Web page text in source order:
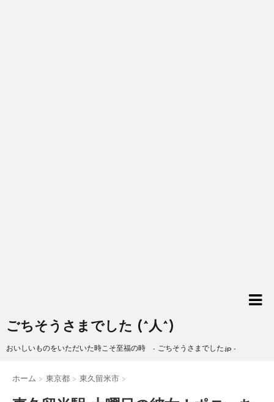
ごちそうさまでした (^人^)
おいしいものをいただいた時こそ至福の時 - ごちそうさまでした.jp -
ホーム > 東京都 > 東久留米市 >